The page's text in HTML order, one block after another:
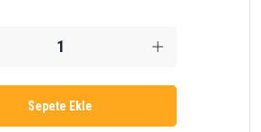
Sepete Ekle